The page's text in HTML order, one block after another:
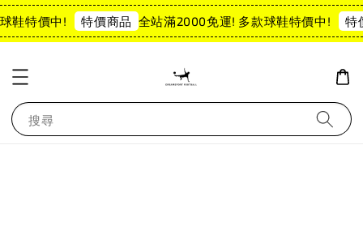
鞋特價中! 特價商品 全站滿2000免運! 多款球鞋特價中! 特
搜尋